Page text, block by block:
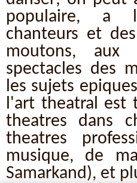
populaire, a
chanteurs et
moutons, aux
spectacles des
les sujets
l'art theatral est
theatres dans
theatres
musique, de
Samarkand), et